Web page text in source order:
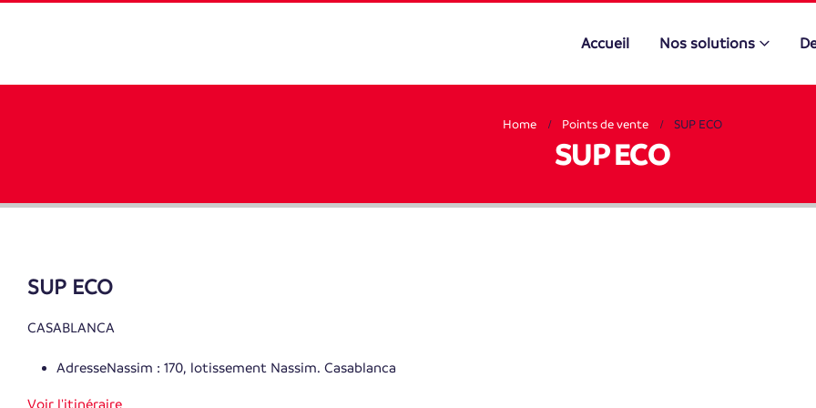
Accueil Nos solutions
Home Points de vente SUP ECO
SUP ECO
SUP ECO
CASABLANCA
AdresseNassim : 170, lotissement Nassim. Casablanca
Voir l'itinéraire